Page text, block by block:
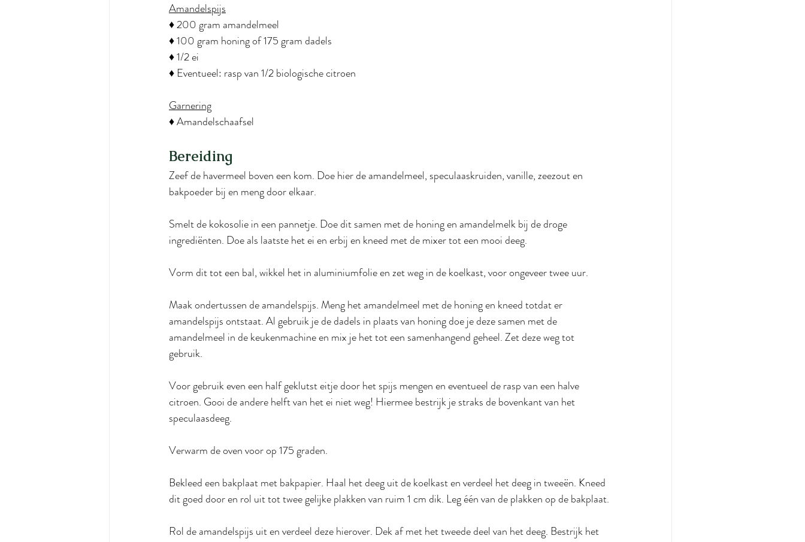
Amandelspijs
♦ 200 gram amandelmeel
♦ 100 gram honing of 175 gram dadels
♦ 1/2 ei
♦ Eventueel: rasp van 1/2 biologische citroen
Garnering
♦ Amandelschaafsel
Bereiding
Zeef de havermeel boven een kom. Doe hier de amandelmeel, speculaaskruiden, vanille, zeezout en
bakpoeder bij en meng door elkaar.
Smelt de kokosolie in een pannetje. Doe dit samen met de honing en amandelmelk bij de droge
ingrediënten. Doe als laatste het ei en erbij en kneed met de mixer tot een mooi deeg.
Vorm dit tot een bal, wikkel het in aluminiumfolie en zet weg in de koelkast, voor ongeveer twee uur.
Maak ondertussen de amandelspijs. Meng het amandelmeel met de honing en kneed totdat er
amandelspijs ontstaat. Al gebruik je de dadels in plaats van honing doe je deze samen met de
amandelmeel in de keukenmachine en mix je het tot een samenhangend geheel. Zet deze weg tot
gebruik.
Voor gebruik even een half geklutst eitje door het spijs mengen en eventueel de rasp van een halve
citroen. Gooi de andere helft van het ei niet weg! Hiermee bestrijk je straks de bovenkant van het
speculaasdeeg.
Verwarm de oven voor op 175 graden.
Bekleed een bakplaat met bakpapier. Haal het deeg uit de koelkast en verdeel het deeg in tweeën. Kneed
dit goed door en rol uit tot twee gelijke plakken van ruim 1 cm dik. Leg één van de plakken op de bakplaat.
Rol de amandelspijs uit en verdeel deze hierover. Dek af met het tweede deel van het deeg. Bestrijk het